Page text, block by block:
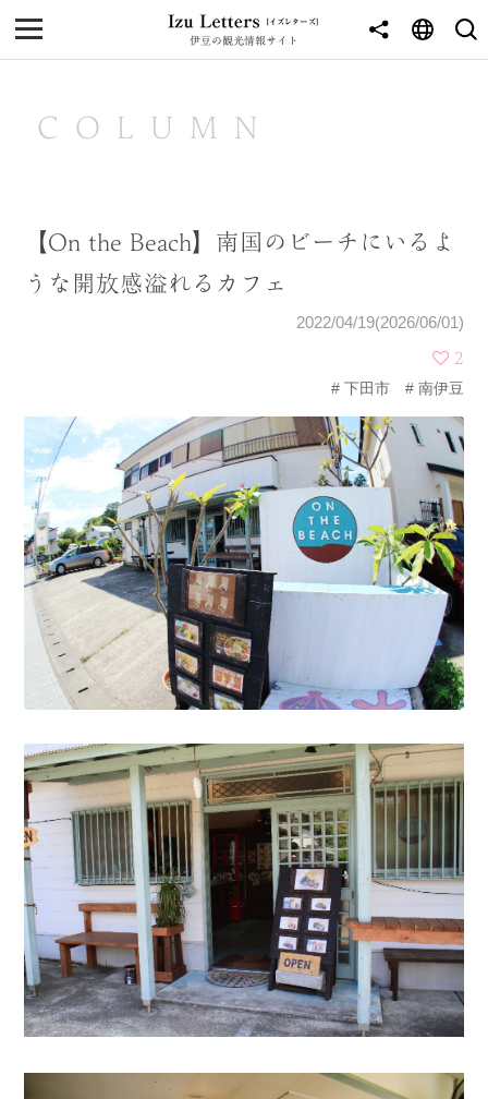
伊豆の観光情報サイト
MENU
NEWS
東伊豆
中伊豆
CATEGORY
海
温泉 花
池・滝・川 山・公園・棚田
町並み 観光施設
動物と触れ合える場所 カフェ・スイーツ
神社仏閣 食
人 洞窟・島
体験 宿
ABOUT
MODEL COURSE
COLUMN
【On the Beach】南国のビーチにいるよ
うな開放感溢れるカフェ
2022/04/19(2026/06/01)
2
下田市
南伊豆